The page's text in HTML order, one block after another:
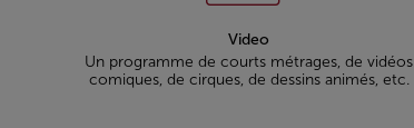
Video
Un programme de courts métrages, de vidéos
comiques, de cirques, de dessins animés, etc.